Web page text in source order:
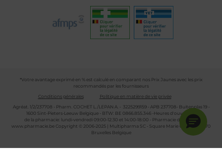
*Votre avantage exprimé en % est calculé en comparant nos Prix Jaunes avec les prix
recommandés par les fournisseurs
Conditions générales
Politique en matière de vie privée
Agréat. 1/2/237708 - Pharm. COCHET L./LEPAN A. - 3225299159 - APB 237708- Buitenplas 19 -
1600 Sint-Pieters-Leeuw Belgique - BTW: BE 0866.855.346 -Heures d'ouverture
de la pharmacie: lundi-vendredi 09:00-12:30 et 14:00-18:00 - Pharmacie de garde :
www.pharmacie.beCopyright © 2006-2025 | Multipharma SC - Square Marie Curie 30 - 1070
Bruxelles Belgique